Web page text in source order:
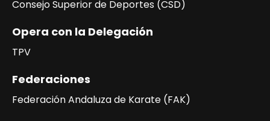
Consejo Superior de Deportes (CSD)
Opera con la Delegación
TPV
Federaciones
Federación Andaluza de Karate (FAK)